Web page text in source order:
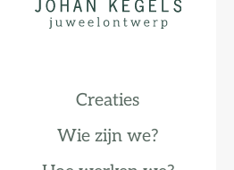
Creaties
Wie zijn we?